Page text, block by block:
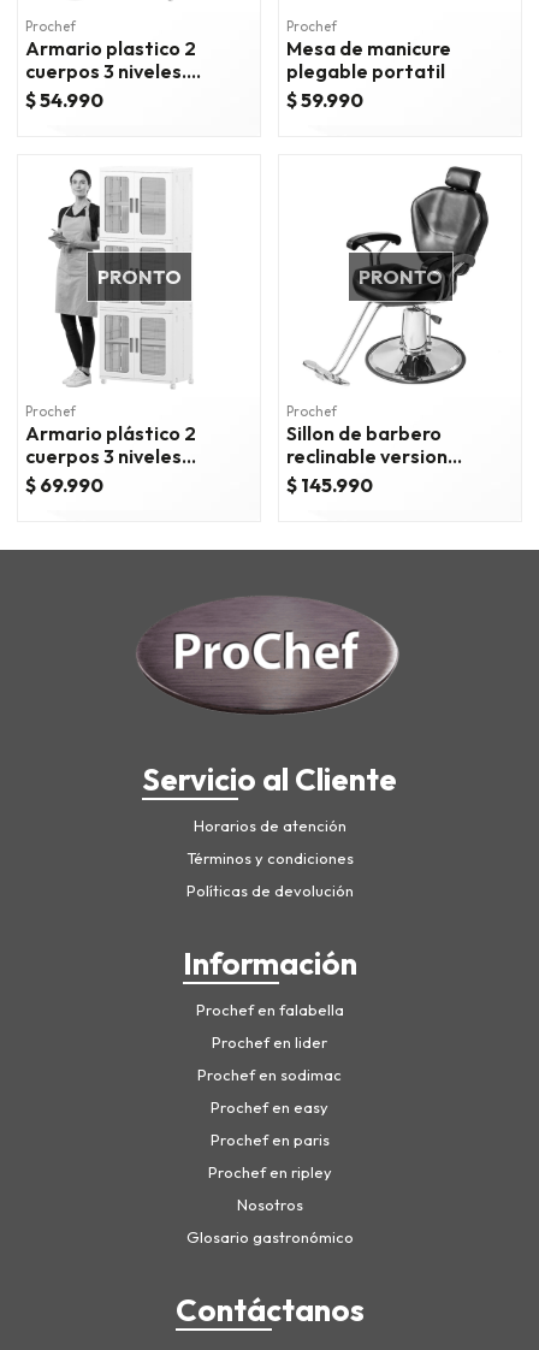
Prochef
Armario plastico 2
cuerpos 3 niveles.
53x36x156 cm.
$ 54.990
Prochef
Mesa de manicure
plegable portatil
$ 59.990
PRONTO
Prochef
Armario plástico 2
cuerpos 3 niveles
65x39x172 cm
$ 69.990
PRONTO
Prochef
Sillon de barbero
reclinable version
standard
$ 145.990
Servicio al Cliente
Horarios de atención
Términos y condiciones
Políticas de devolución
Información
Prochef en falabella
Prochef en lider
Prochef en sodimac
Prochef en easy
Prochef en paris
Prochef en ripley
Nosotros
Glosario gastronómico
Contáctanos